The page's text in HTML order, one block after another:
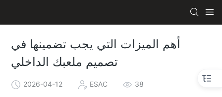
أهم الميزات التي يجب تضمينها في
تصميم ملعبك الداخلي
2026-04-12 ESAC 38